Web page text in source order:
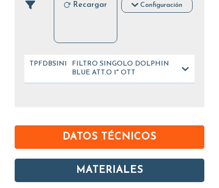
Recargar Configuración
TPFDBSIN10OT101FILTRO SINGOLO DOLPHIN
BLUE ATT.O 1" OTT
DATOS TÉCNICOS
MATERIALES